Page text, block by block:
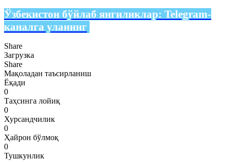
Ўзбекистон бўйлаб янгиликлар: Telegram-
каналга уланинг
Share
Загрузка
Share
Мақоладан таъсирланиш
Ёқади
0
Таҳсинга лойиқ
0
Хурсандчилик
0
Ҳайрон бўлмоқ
0
Тушкунлик